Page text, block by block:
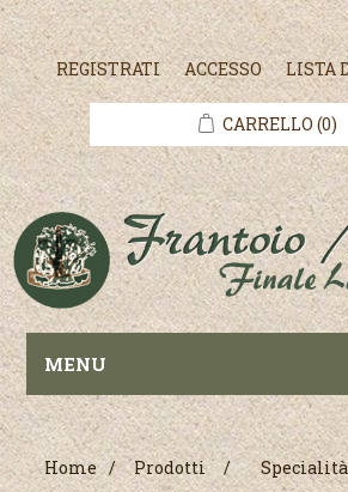
REGISTRATI ACCESSO LISTA
CARRELLO (0)
MENU
Home / Prodotti / Specialità